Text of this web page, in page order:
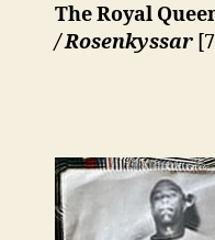
The Royal
/ Rosenkyssar